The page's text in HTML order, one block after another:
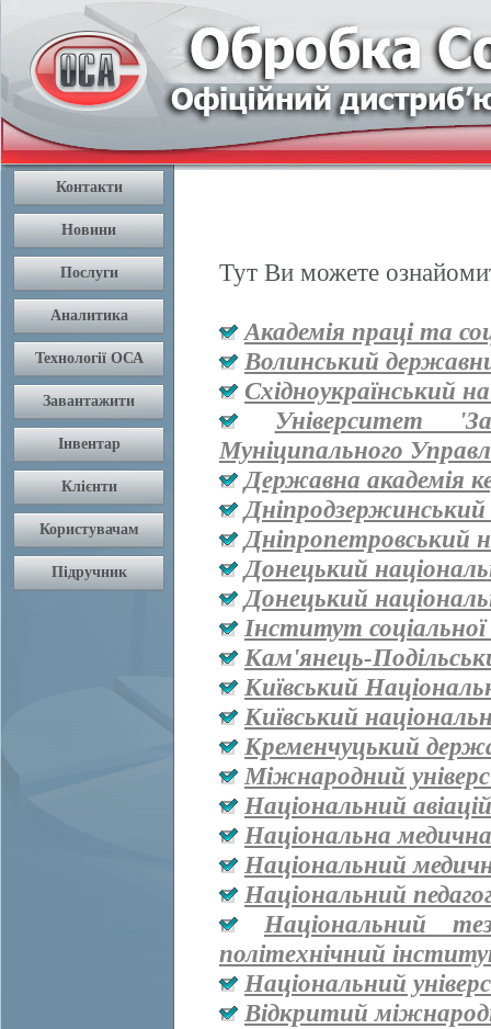
Тут Ви можете
Академія праці та
Волинський
Східноукраїнський
Університет
Муніципального
Державна академія
Дніпропетровський
Донецький
Донецький
Інститут
Кам'янець-
Київський
Київський
Кременчуцький
Міжнародний
Національний
Національна медична
Національний
Національний
Національний
політехнічний
Національний
Відкритий